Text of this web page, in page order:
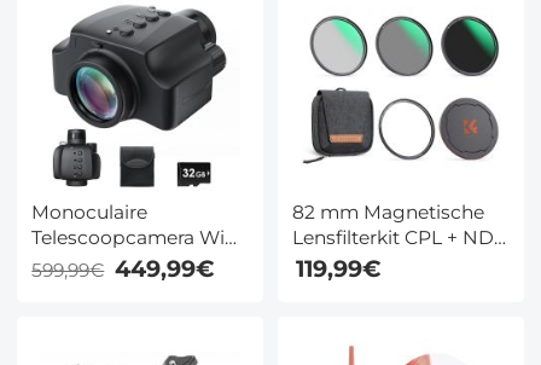
Monoculaire
Telescoopcamera WiFi
8x42mm BAK4 Prisma
2K Foto 1080P Video
599,99€ 449,99€
82 mm Magnetische
Lensfilterkit CPL + ND8
+ ND64 + Adapterring
+ Lensdop 5 in 1
119,99€